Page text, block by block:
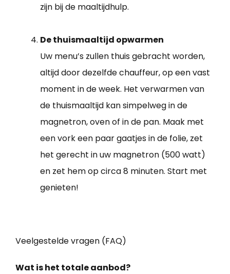
zijn bij de maaltijdhulp.
De thuismaaltijd opwarmen
Uw menu’s zullen thuis gebracht worden,
altijd door dezelfde chauffeur, op een vast
moment in de week. Het verwarmen van
de thuismaaltijd kan simpelweg in de
magnetron, oven of in de pan. Maak met
een vork een paar gaatjes in de folie, zet
het gerecht in uw magnetron (500 watt)
en zet hem op circa 8 minuten. Start met
genieten!
Veelgestelde vragen (FAQ)
Wat is het totale aanbod?